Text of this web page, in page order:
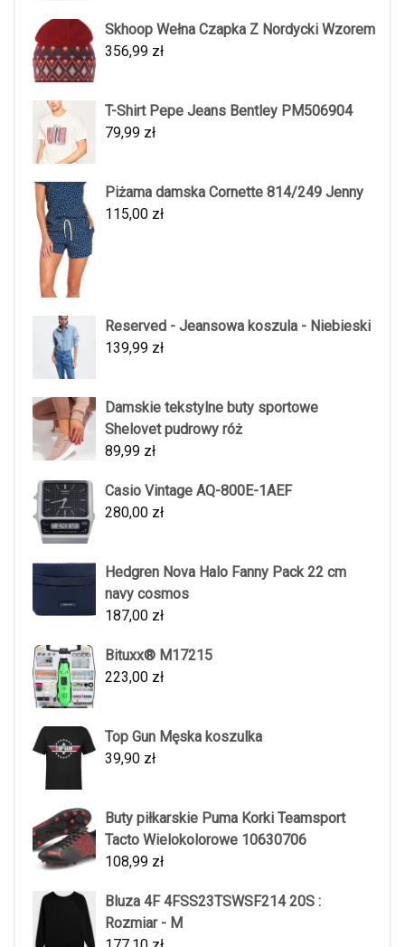
Skhoop Wełna Czapka Z Nordycki Wzorem
356,99 zł
T-Shirt Pepe Jeans Bentley PM506904
79,99 zł
Piżama damska Cornette 814/249 Jenny
115,00 zł
Reserved - Jeansowa koszula - Niebieski
139,99 zł
Damskie tekstylne buty sportowe
Shelovet pudrowy róż
89,99 zł
Casio Vintage AQ-800E-1AEF
280,00 zł
Hedgren Nova Halo Fanny Pack 22 cm
navy cosmos
187,00 zł
Bituxx® M17215
223,00 zł
Top Gun Męska koszulka
39,90 zł
Buty piłkarskie Puma Korki Teamsport
Tacto Wielokolorowe 10630706
108,99 zł
Bluza 4F 4FSS23TSWSF214 20S :
Rozmiar - M